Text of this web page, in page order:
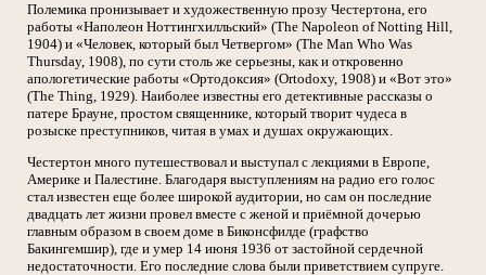
Полемика пронизывает и художественную прозу Честертона, его
работы «Наполеон Ноттингхилльский» (The Napoleon of Notting Hill,
1904) и «Человек, который был Четвергом» (The Man Who Was
Thursday, 1908), по сути столь же серьезны, как и откровенно
апологетические работы «Ортодоксия» (Ortodoxy, 1908) и «Вот это»
(The Thing, 1929). Наиболее известны его детективные рассказы о
патере Брауне, простом священнике, который творит чудеса в
розыске преступников, читая в умах и душах окружающих.
Честертон много путешествовал и выступал с лекциями в Европе,
Америке и Палестине. Благодаря выступлениям на радио его голос
стал известен еще более широкой аудитории, но сам он последние
двадцать лет жизни провел вместе с женой и приёмной дочерью
главным образом в своем доме в Биконсфилде (графство
Бакингемшир), где и умер 14 июня 1936 от застойной сердечной
недостаточности. Его последние слова были приветствием супруге.